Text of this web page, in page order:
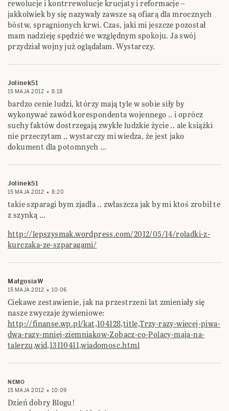
rewolucje i kontrrewolucje krucjaty i reformacje –
jakkolwiek by się nazywały zawsze są ofiarą dla mrocznych
bóstw, spragnionych krwi. Czas, jaki mi jeszcze pozostał
mam nadzieję spędzić we względnym spokoju. Ja swój
przydział wojny już oglądałam. Wystarczy.
Jolinek51
15 MAJA 2012 8:18
bardzo cenie ludzi, którzy mają tyle w sobie siły by
wykonywać zawód korespondenta wojennego .. i oprócz
suchy faktów dostrzegają zwykłe ludzkie życie .. ale książki
nie przeczytam .. wystarczy mi wiedza, że jest jako
dokument dla potomnych …
Jolinek51
15 MAJA 2012 8:20
takie szparagi bym zjadła .. zwłaszcza jak by mi ktoś zrobił te
z szynką …
http://lepszysmak.wordpress.com/2012/05/14/roladki-z-
kurczaka-ze-szparagami/
MałgosiaW
15 MAJA 2012 10:06
Ciekawe zestawienie, jak na przestrzeni lat zmieniały się
nasze zwyczaje żywieniowe:
http://finanse.wp.pl/kat,104128,title,Trzy-razy-wiecej-piwa-
dwa-razy-mniej-ziemniakow-Zobacz-co-Polacy-maja-na-
talerzu,wid,13110411,wiadomosc.html
NEMO
15 MAJA 2012
10:09
Dzień dobry Blogu!